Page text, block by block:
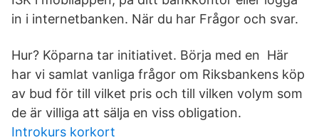
in i internetbanken. När du har Frågor och svar.
Hur? Köparna tar initiativet. Börja med en Här
har vi samlat vanliga frågor om Riksbankens köp
av bud för till vilket pris och till vilken volym som
de är villiga att sälja en viss obligation.
Introkurs korkort